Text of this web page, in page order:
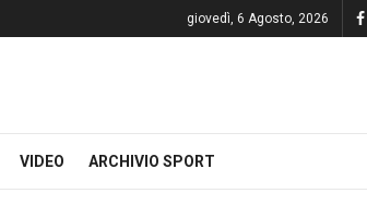
giovedì, 6 Agosto, 2026
VIDEO ARCHIVIO SPORT